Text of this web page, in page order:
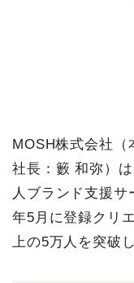
MOSH株式会社（
社長：籔 和弥）
人ブランド支援
年5月に登録クリ
上の5万人を突破